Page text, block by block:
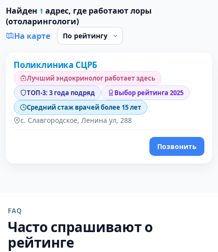
Найден 1 адрес, где работают лоры
(отоларингологи)
На карте
1 место в рейтинге
Поликлиника СЦРБ
Лучший эндокринолог работает здесь
ТОП-3: 3 года подряд
Выбор рейтинга 2025
Средний стаж врачей более 15 лет
с. Славгородское, Ленина ул, 288
Позвонить
FAQ
Часто спрашивают о
рейтинге